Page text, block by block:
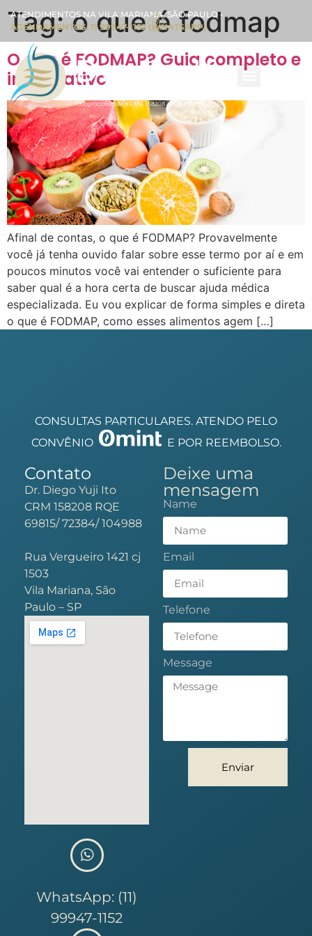
ATENDIMENTOS NA VILA MARIANA, SÃO PAULO •
AGENDAMENTOS: 11 99947-1152 (WHATSAPP)
Tag:o que é fodmap
O que é FODMAP? Guia completo e
informativo
Afinal de contas, o que é FODMAP? Provavelmente
você já tenha ouvido falar sobre esse termo por aí e em
poucos minutos você vai entender o suficiente para
saber qual é a hora certa de buscar ajuda médica
especializada. Eu vou explicar de forma simples e direta
o que é FODMAP, como esses alimentos agem […]
CONSULTAS PARTICULARES. ATENDO PELO
CONVÊNIO
E POR REEMBOLSO.
Contato
Dr. Diego Yuji Ito
CRM 158208 RQE
69815/ 72384/ 104988
Rua Vergueiro 1421 cj
1503
Vila Mariana, São
Paulo – SP
WhatsApp: (11)
99947-1152
Deixe uma
mensagem
Name
Email
Telefone
Message
Enviar